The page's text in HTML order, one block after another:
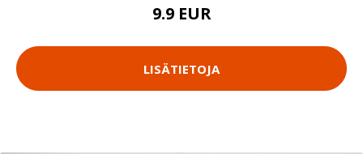
9.9 EUR
LISÄTIETOJA